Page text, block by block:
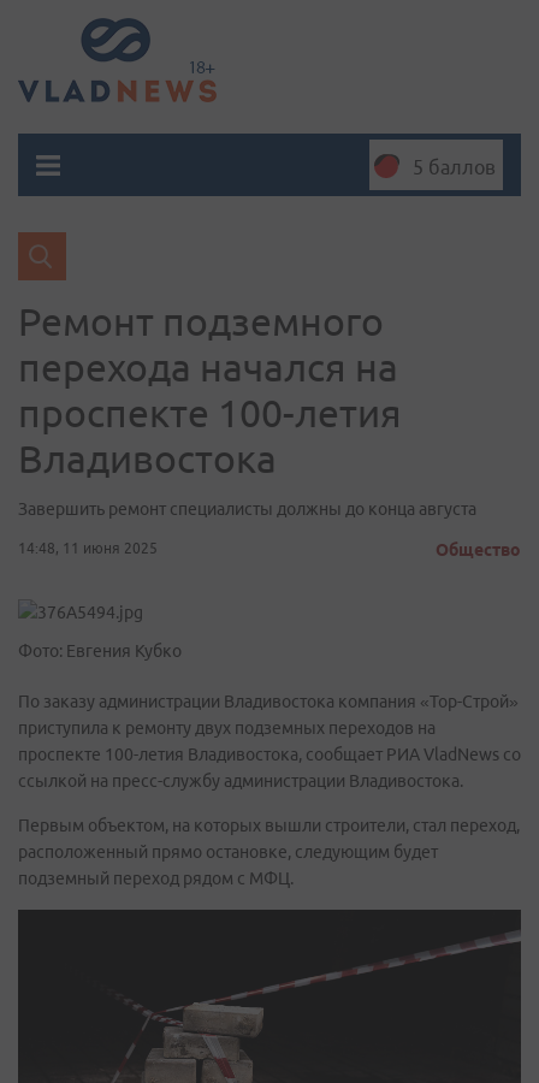
5 баллов
Ремонт подземного
перехода начался на
проспекте 100-летия
Владивостока
Завершить ремонт специалисты должны до конца августа
14:48, 11 июня 2025 Общество
Фото: Евгения Кубко
По заказу администрации Владивостока компания «Тор-Строй»
приступила к ремонту двух подземных переходов на
проспекте 100-летия Владивостока, сообщает РИА VladNews со
ссылкой на пресс-службу администрации Владивостока.
Первым объектом, на которых вышли строители, стал переход,
расположенный прямо остановке, следующим будет
подземный переход рядом с МФЦ.